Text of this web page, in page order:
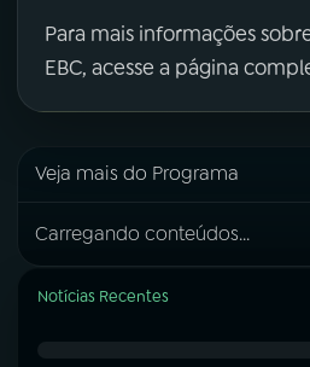
Para mais informações
EBC, acesse a página
Veja mais do Programa
Carregando conteúdos...
Notícias Recentes